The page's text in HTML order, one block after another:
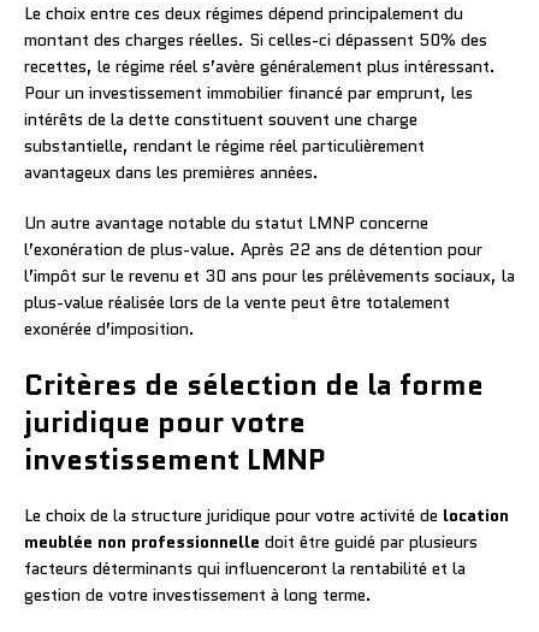
Le choix entre ces deux régimes dépend principalement du
montant des charges réelles. Si celles-ci dépassent 50% des
recettes, le régime réel s’avère généralement plus intéressant.
Pour un investissement immobilier financé par emprunt, les
intérêts de la dette constituent souvent une charge
substantielle, rendant le régime réel particulièrement
avantageux dans les premières années.
Un autre avantage notable du statut LMNP concerne
l’exonération de plus-value. Après 22 ans de détention pour
l’impôt sur le revenu et 30 ans pour les prélèvements sociaux, la
plus-value réalisée lors de la vente peut être totalement
exonérée d’imposition.
Critères de sélection de la forme
juridique pour votre
investissement LMNP
Le choix de la structure juridique pour votre activité de location
meublée non professionnelle doit être guidé par plusieurs
facteurs déterminants qui influenceront la rentabilité et la
gestion de votre investissement à long terme.